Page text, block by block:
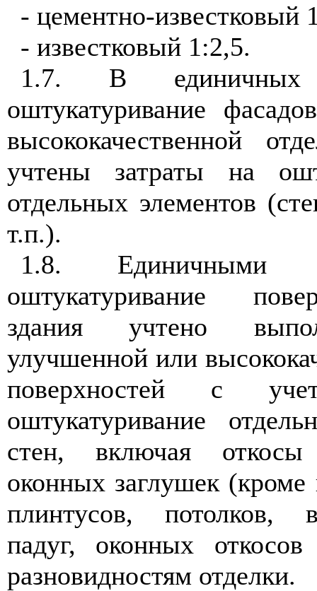
- цементно-известковый
- известковый 1:2,5.
1.7. В единичных
оштукатуривание
высококачественной
учтены затраты на
отдельных элементов
т.п.).
1.8. Единичными
оштукатуривание
здания учтено
улучшенной или
поверхностей с
оштукатуривание
стен, включая
оконных заглушек
плинтусов, потолков,
падуг, оконных
разновидностям отделки.